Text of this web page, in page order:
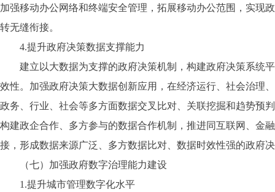
加强移动办公网络和终端安全管理，拓展移动办公范围，实现
转无缝衔接。
4.提升政府决策数据支撑能力
建立以大数据为支撑的政府决策机制，构建政府决策系统平
效性。加强政府决策大数据创新应用，在经济运行、社会治理
政务、行业、社会等多方面数据交叉比对、关联挖掘和趋势预
构建政企合作、多方参与的数据合作机制，推进同互联网、金
接，形成数据来源广泛、多方数据比对、数据时效性强的政府
（七）加强政府数字治理能力建设
1.提升城市管理数字化水平